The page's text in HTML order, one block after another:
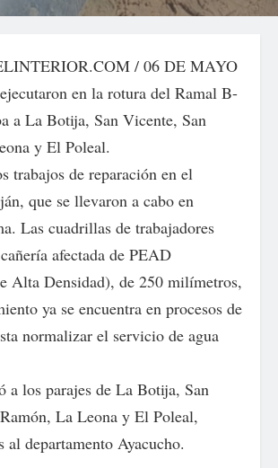
/ 06 DE MAYO
en la rotura del Ramal B-
a La Botija, San Vicente, San
y El Poleal.
trabajos de reparación en el
que se llevaron a cabo en
Las cuadrillas de trabajadores
afectada de PEAD
Alta Densidad), de 250 milímetros,
ya se encuentra en procesos de
normalizar el servicio de agua
a los parajes de La Botija, San
La Leona y El Poleal,
al departamento Ayacucho.